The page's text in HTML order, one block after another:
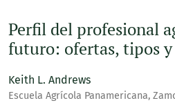
Perfil del profesional
futuro: ofertas, tipos y
Keith L. Andrews
Escuela Agrícola Panamericana,